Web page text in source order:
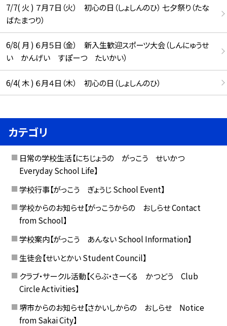
7/7( 火 ) ７月７日（火） 初心の日（しょしんのひ） 七夕祭り（たな
ばたまつり）
6/8( 月 ) ６月５日（金） 新入生歓迎スポーツ大会（しんにゅうせ
い かんげい すぽーつ たいかい）
6/4( 木 ) ６月４日（木） 初心の日（しょしんのひ）
カテゴリ
日常の学校生活【にちじょうの がっこう せいかつ
Everyday School Life】
学校行事【がっこう ぎょうじ School Event】
学校からのお知らせ【がっこうからの おしらせ Contact
from School】
学校案内【がっこう あんない School Information】
生徒会【せいとかい Student Council】
クラブ・サークル活動【くらぶ・さーくる かつどう Club
Circle Activities】
堺市からのお知らせ【さかいしからの おしらせ Notice
from Sakai City】